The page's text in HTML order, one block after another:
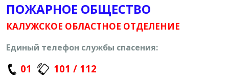
ПОЖАРНОЕ ОБЩЕСТВО
КАЛУЖСКОЕ ОБЛАСТНОЕ ОТДЕЛЕНИЕ
Единый телефон службы спасения:
01 101 / 112